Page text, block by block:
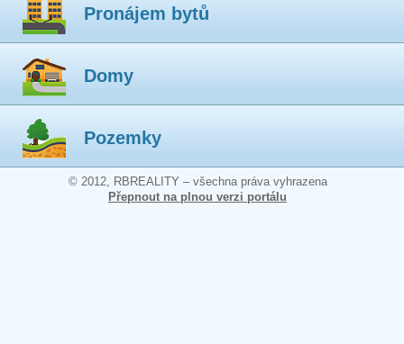
Pronájem bytů
Domy
Pozemky
© 2012, RBREALITY – všechna práva vyhrazena
Přepnout na plnou verzi portálu